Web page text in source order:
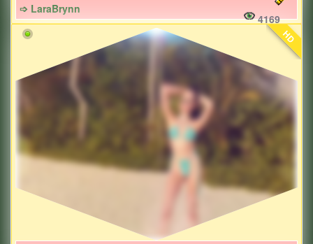
➩ LaraBrynn
4169
HD